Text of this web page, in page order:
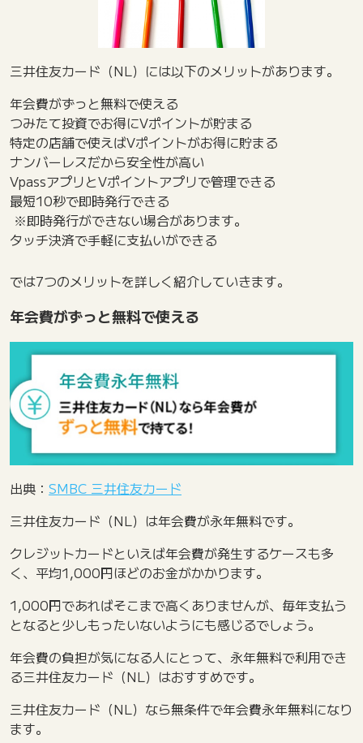
三井住友カード（NL）には以下のメリットがあります。
年会費がずっと無料で使える
つみたて投資でお得にVポイントが貯まる
特定の店舗で使えばVポイントがお得に貯まる
ナンバーレスだから安全性が高い
VpassアプリとVポイントアプリで管理できる
最短10秒で即時発行できる
※即時発行ができない場合があります。
タッチ決済で手軽に支払いができる
では7つのメリットを詳しく紹介していきます。
年会費がずっと無料で使える
出典： SMBC 三井住友カード
三井住友カード（NL）は年会費が永年無料です。
クレジットカードといえば年会費が発生するケースも多
く、平均1,000円ほどのお金がかかります。
1,000円であればそこまで高くありませんが、毎年支払う
となると少しもったいないようにも感じるでしょう。
年会費の負担が気になる人にとって、永年無料で利用でき
る三井住友カード（NL）はおすすめです。
三井住友カード（NL）なら無条件で年会費永年無料になり
ます。